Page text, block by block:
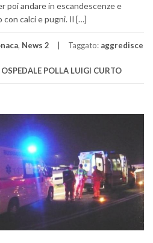
poi andare in escandescenze e
con calci e pugni. Il […]
, News 2 Taggato: aggredisce
OSPEDALE POLLA LUIGI CURTO